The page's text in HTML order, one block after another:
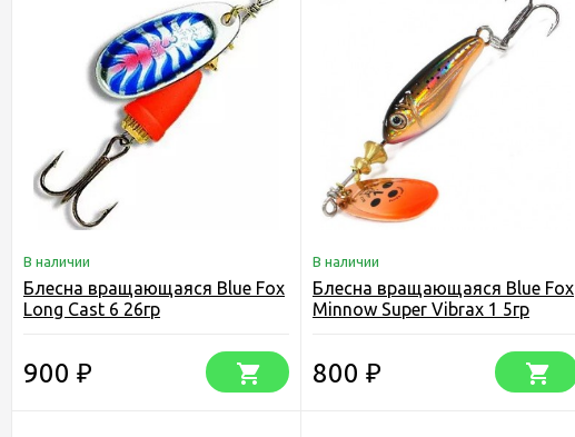
В наличии
Блесна вращающаяся Blue Fox
Long Cast 6 26гр
900 ₽
В наличии
Блесна вращающаяся Blue Fox
Minnow Super Vibrax 1 5гр
800 ₽